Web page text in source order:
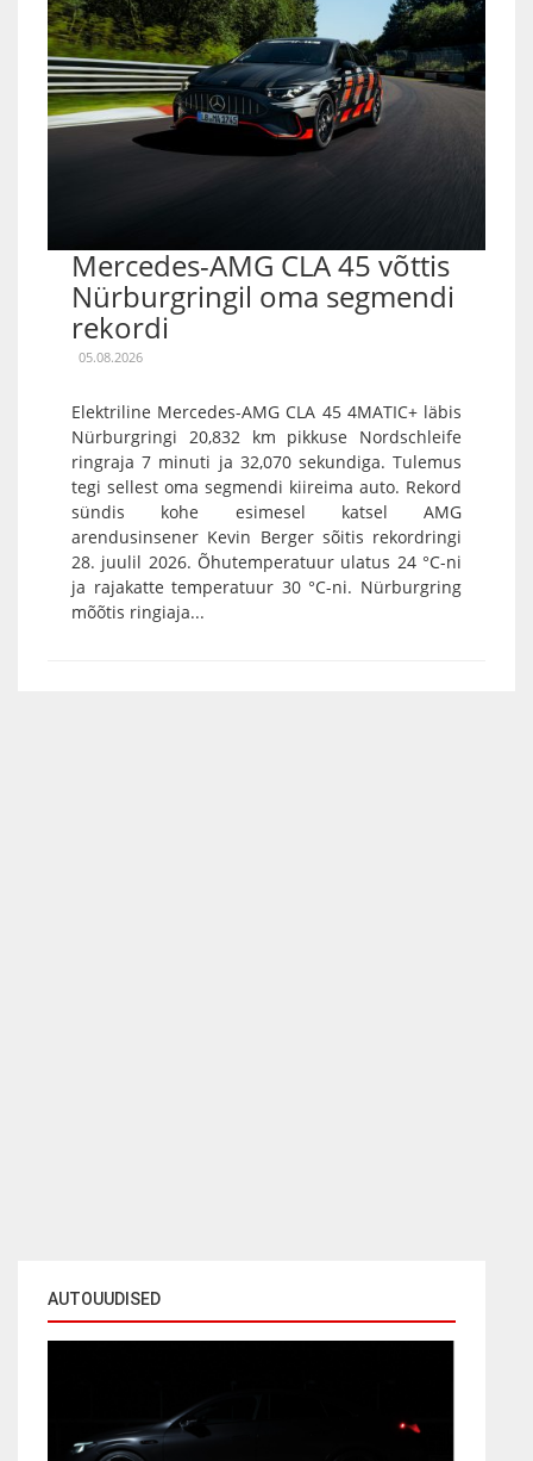
AUTOUUDISED
Mercedes-AMG CLA 45 võttis
Nürburgringil oma segmendi
rekordi
05.08.2026
Elektriline Mercedes-AMG CLA 45 4MATIC+ läbis
Nürburgringi 20,832 km pikkuse Nordschleife
ringraja 7 minuti ja 32,070 sekundiga. Tulemus
tegi sellest oma segmendi kiireima auto. Rekord
sündis kohe esimesel katsel AMG
arendusinsener Kevin Berger sõitis rekordringi
28. juulil 2026. Õhutemperatuur ulatus 24 °C-ni
ja rajakatte temperatuur 30 °C-ni. Nürburgring
mõõtis ringiaja...